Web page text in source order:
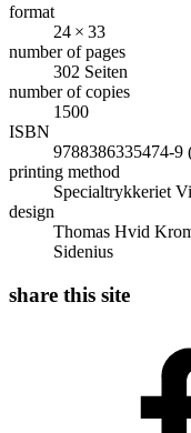
format
24 × 33
number of pages
302 Seiten
number of copies
1500
ISBN
9788386335474-
printing method
Specialtrykkeriet
design
Thomas Hvid
Sidenius
share this site